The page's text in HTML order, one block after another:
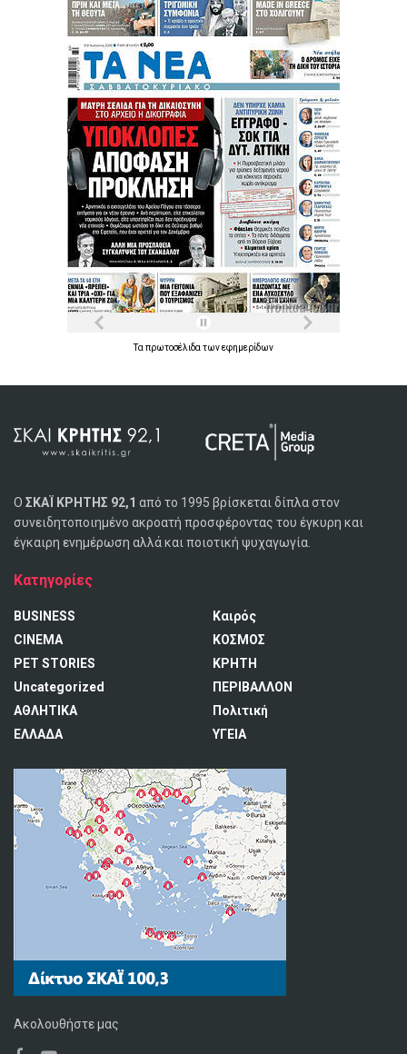
Ταπρωτοσέλιδατωνεφημερίδων
Ο ΣΚΑΪ ΚΡΗΤΗΣ 92,1 από το 1995 βρίσκεται δίπλα στον
συνειδητοποιημένο ακροατή προσφέροντας του έγκυρη και
έγκαιρη ενημέρωση αλλά και ποιοτική ψυχαγωγία.
Κατηγορίες
BUSINESS
CINEMA
PET STORIES
Uncategorized
ΑΘΛΗΤΙΚΑ
ΕΛΛΑΔΑ
Καιρός
ΚΟΣΜΟΣ
ΚΡΗΤΗ
ΠΕΡΙΒΑΛΛΟΝ
Πολιτική
ΥΓΕΙΑ
Ακολουθήστε μας